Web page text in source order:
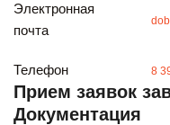
И бесплатно
Электронная
почта
Телефон 8
Прием заявок
Документация